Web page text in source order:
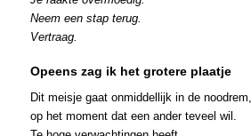
Neem een stap terug.
Vertraag.
Opeens zag ik het grotere plaatje
Dit meisje gaat onmiddellijk in de noodrem,
op het moment dat een ander teveel wil.